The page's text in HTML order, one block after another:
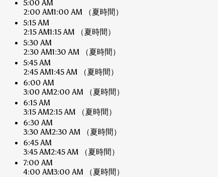
5:00 AM
2:00 AM1:00 AM
（夏時間）
5:15 AM
2:15 AM1:15 AM
（夏時間）
5:30 AM
2:30 AM1:30 AM
（夏時間）
5:45 AM
2:45 AM1:45 AM
（夏時間）
6:00 AM
3:00 AM2:00 AM
（夏時間）
6:15 AM
3:15 AM2:15 AM
（夏時間）
6:30 AM
3:30 AM2:30 AM
（夏時間）
6:45 AM
3:45 AM2:45 AM
（夏時間）
7:00 AM
4:00 AM3:00 AM
（夏時間）